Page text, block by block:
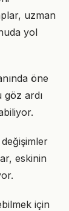
uzman
yol
öne
göz ardı
eskinin
için